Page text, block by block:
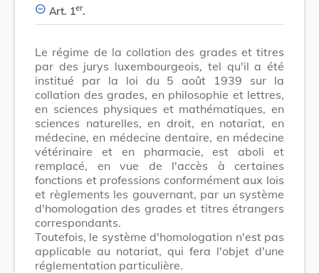
Art. 1er.
Le régime de la collation des grades et titres
par des jurys luxembourgeois, tel qu'il a été
institué par la loi du 5 août 1939 sur la
collation des grades, en philosophie et lettres,
en sciences physiques et mathématiques, en
sciences naturelles, en droit, en notariat, en
médecine, en médecine dentaire, en médecine
vétérinaire et en pharmacie, est aboli et
remplacé, en vue de l'accès à certaines
fonctions et professions conformément aux lois
et règlements les gouvernant, par un système
d'homologation des grades et titres étrangers
correspondants.
Toutefois, le système d'homologation n'est pas
applicable au notariat, qui fera l'objet d'une
réglementation particulière.